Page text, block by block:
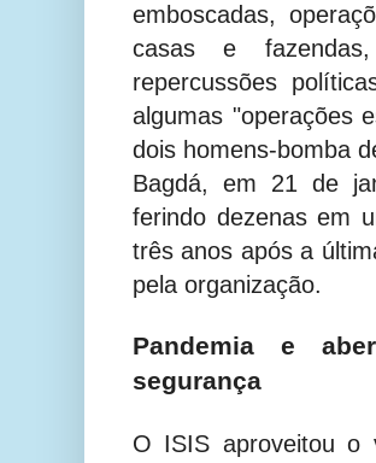
emboscadas,
casas e
repercussões
algumas "operações
dois homens-bomba
Bagdá, em 21 de
ferindo dezenas em
três anos após a
pela organização.
Pandemia e
segurança
O ISIS aproveitou o